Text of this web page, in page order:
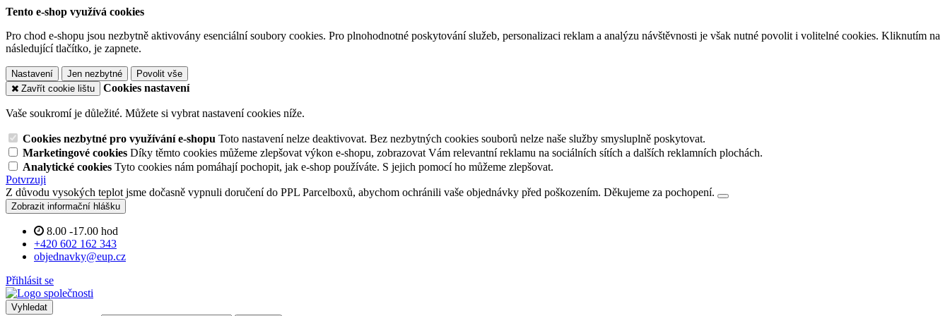
Tento e-shop využívá cookies
Pro chod e-shopu jsou nezbytně aktivovány esenciální soubory cookies. Pro plnohodnotné poskytování služeb, personalizaci reklam a analýzu návštěvnosti je však nutné povolit i volitelné cookies. Kliknutím na
následující tlačítko, je zapnete.
Nastavení Jen nezbytné
Povolit vše
Zavřít cookie lištu
Cookies nastavení
Vaše soukromí je důležité. Můžete si vybrat nastavení cookies níže.
Cookies nezbytné pro využívání e-shopu Toto nastavení nelze deaktivovat. Bez nezbytných cookies souborů nelze naše služby smysluplně poskytovat.
Marketingové cookies Díky těmto cookies můžeme zlepšovat výkon e-shopu, zobrazovat Vám relevantní reklamu na sociálních sítích a dalších reklamních plochách.
Analytické cookies Tyto cookies nám pomáhají pochopit, jak e-shop používáte. S jejich pomocí ho můžeme zlepšovat.
Potvrzuji
Z důvodu vysokých teplot jsme dočasně vypnuli doručení do PPL Parcelboxů, abychom ochránili vaše objednávky před poškozením. Děkujeme za pochopení.
Zobrazit informační hlášku
8.00 -17.00 hod
+420 602 162 343
objednavky@eup.cz
Přihlásit se
Vyhledat